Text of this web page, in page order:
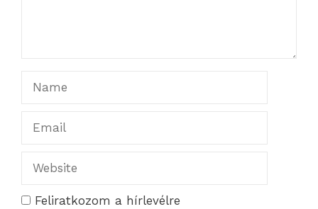
Website
Feliratkozom a hírlevélre